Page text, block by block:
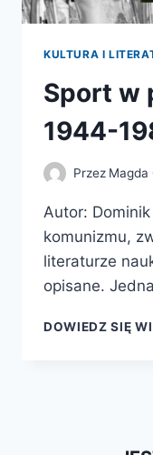
KULTURA I
Sport w
1944-
Przez Magda
Autor:
komunizmu,
literaturze
opisane.
DOWIEDZ SIĘ